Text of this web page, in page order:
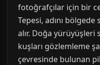
fotoğrafçılar için bir
Tepesi, adını
alır. Doğa yürüyüşleri
kuşları gözlemleme
çevresinde bulunan